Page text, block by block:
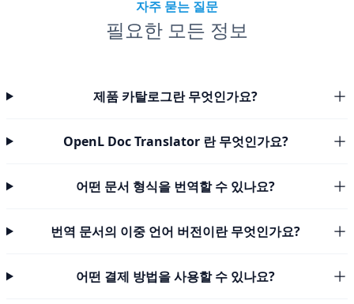
자주 묻는 질문
필요한 모든 정보
제품 카탈로그란 무엇인가요?
OpenL Doc Translator 란 무엇인가요?
어떤 문서 형식을 번역할 수 있나요?
번역 문서의 이중 언어 버전이란 무엇인가요?
어떤 결제 방법을 사용할 수 있나요?